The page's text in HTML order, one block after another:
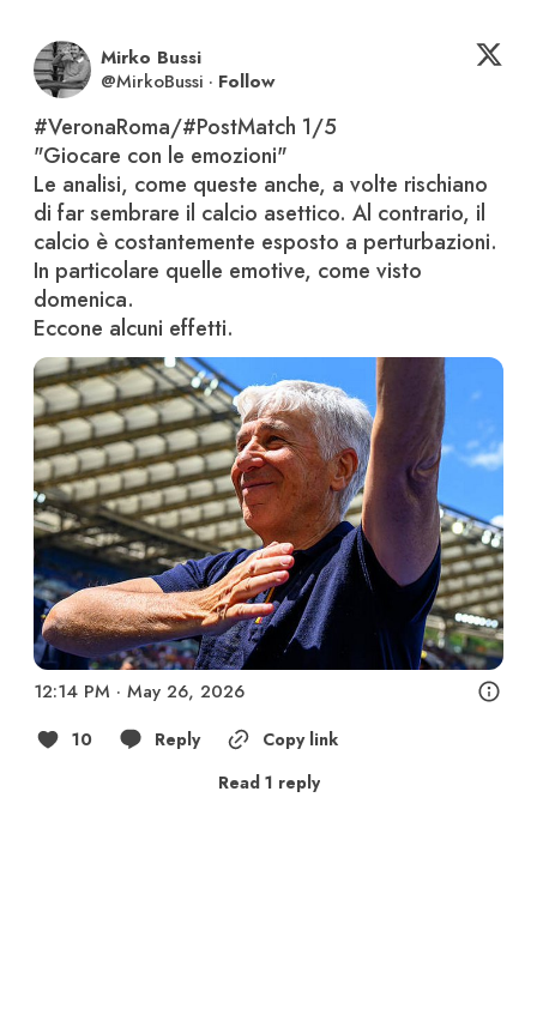
Mirko Bussi
@MirkoBussi · Follow
#VeronaRoma/#PostMatch 1/5
"Giocare con le emozioni"
Le analisi, come queste anche, a volte rischiano
di far sembrare il calcio asettico. Al contrario, il
calcio è costantemente esposto a perturbazioni.
In particolare quelle emotive, come visto
domenica.
Eccone alcuni effetti.
12:14 PM · May 26, 2026
10 Reply
Copy link
Read 1 reply